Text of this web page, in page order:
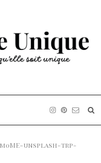
unsplash-trp-